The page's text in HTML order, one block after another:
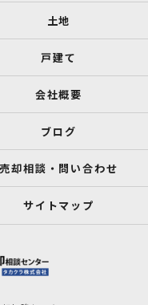
土地
戸建て
会社概要
ブログ
売却相談・問い合わせ
サイトマップ